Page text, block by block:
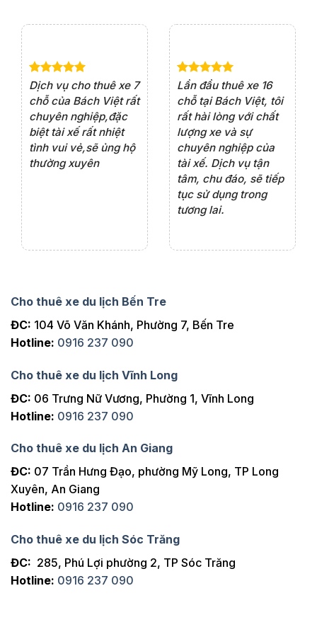
Dịch vụ cho thuê xe 7
chỗ của Bách Việt rất
chuyên nghiệp,đặc
biệt tài xế rất nhiệt
tình vui vẻ,sẽ ủng hộ
thường xuyên
Lần đầu thuê xe 16
chỗ tại Bách Việt, tôi
rất hài lòng với chất
lượng xe và sự
chuyên nghiệp của
tài xế. Dịch vụ tận
tâm, chu đáo, sẽ tiếp
tục sử dụng trong
tương lai.
Cho thuê xe du lịch Bến Tre
ĐC: 104 Võ Văn Khánh, Phường 7, Bến Tre
Hotline: 0916 237 090
Cho thuê xe du lịch Vĩnh Long
ĐC: 06 Trưng Nữ Vương, Phường 1, Vĩnh Long
Hotline: 0916 237 090
Cho thuê xe du lịch An Giang
ĐC: 07 Trần Hưng Đạo, phường Mỹ Long, TP Long
Xuyên, An Giang
Hotline: 0916 237 090
Cho thuê xe du lịch Sóc Trăng
ĐC: 285, Phú Lợi phường 2, TP Sóc Trăng
Hotline: 0916 237 090